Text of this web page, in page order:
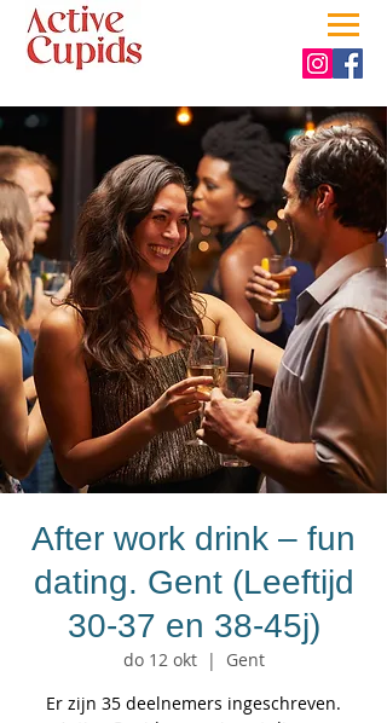
After work drink – fun
dating. Gent (Leeftijd
30-37 en 38-45j)
do 12 okt
  |
Gent
Er zijn 35 deelnemers ingeschreven.